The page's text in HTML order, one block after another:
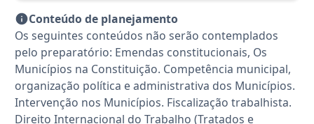
Conteúdo de planejamento
Os seguintes conteúdos não serão contemplados
pelo preparatório: Emendas constitucionais, Os
Municípios na Constituição. Competência municipal,
organização política e administrativa dos Municípios.
Intervenção nos Municípios. Fiscalização trabalhista.
Direito Internacional do Trabalho (Tratados e